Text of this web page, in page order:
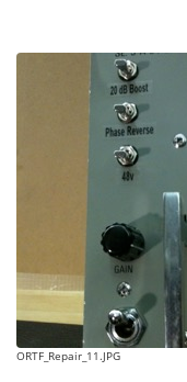
ORTF_Repair_11.JPG